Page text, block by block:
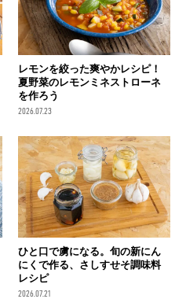
レモンを絞った爽やかレシピ！
夏野菜のレモンミネストローネ
を作ろう
2026.07.23
ひと口で虜になる。旬の新にん
にくで作る、さしすせそ調味料
レシピ
2026.07.21